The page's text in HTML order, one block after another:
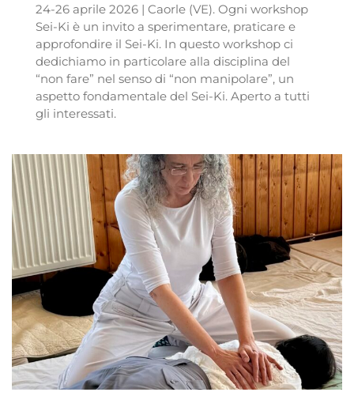
24-26 aprile 2026 | Caorle (VE). Ogni workshop
Sei-Ki è un invito a sperimentare, praticare e
approfondire il Sei-Ki. In questo workshop ci
dedichiamo in particolare alla disciplina del
“non fare” nel senso di “non manipolare”, un
aspetto fondamentale del Sei-Ki. Aperto a tutti
gli interessati.